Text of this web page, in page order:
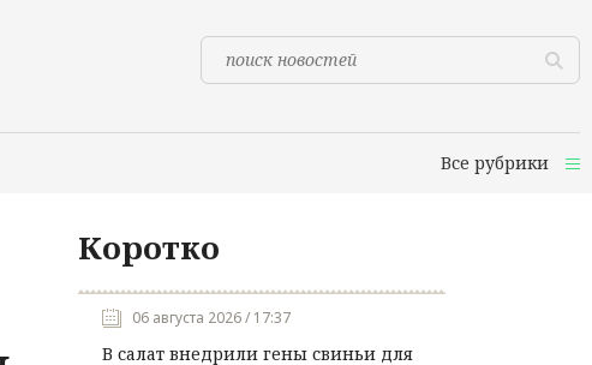
Все рубрики
Коротко
06 августа 2026 / 17:37
В салат внедрили гены свиньи для